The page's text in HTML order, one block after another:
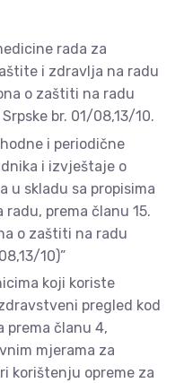
rada za
i zdravlja na radu
o zaštiti na radu
br. 01/08,13/10.
i periodične
i izvještaje o
u skladu sa propisima
prema članu 15.
o zaštiti na radu
10)”
koji koriste
pregled kod
prema članu 4,
mjerama za
korištenju opreme za